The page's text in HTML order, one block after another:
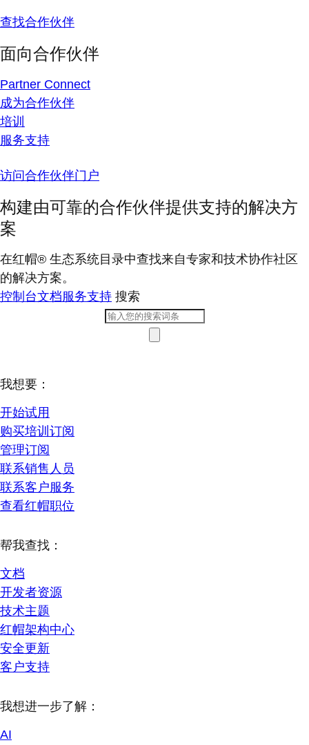
查找合作伙伴
面向合作伙伴
Partner Connect
成为合作伙伴
培训
服务支持
访问合作伙伴门户
构建由可靠的合作伙伴提供支持的解决方
案
在红帽® 生态系统目录中查找来自专家和技术协作社区
的解决方案。
控制台文档服务支持 搜索
我想要：
开始试用
购买培训订阅
管理订阅
联系销售人员
联系客户服务
查看红帽职位
帮我查找：
文档
开发者资源
技术主题
红帽架构中心
安全更新
客户支持
我想进一步了解：
AI